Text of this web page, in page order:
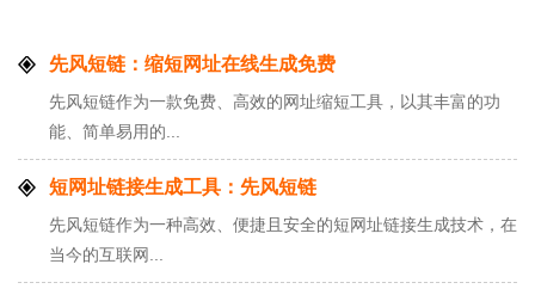
先风短链：缩短网址在线生成免费
先风短链作为一款免费、高效的网址缩短工具，以其丰富的功
能、简单易用的...
短网址链接生成工具：先风短链
先风短链作为一种高效、便捷且安全的短网址链接生成技术，在
当今的互联网...